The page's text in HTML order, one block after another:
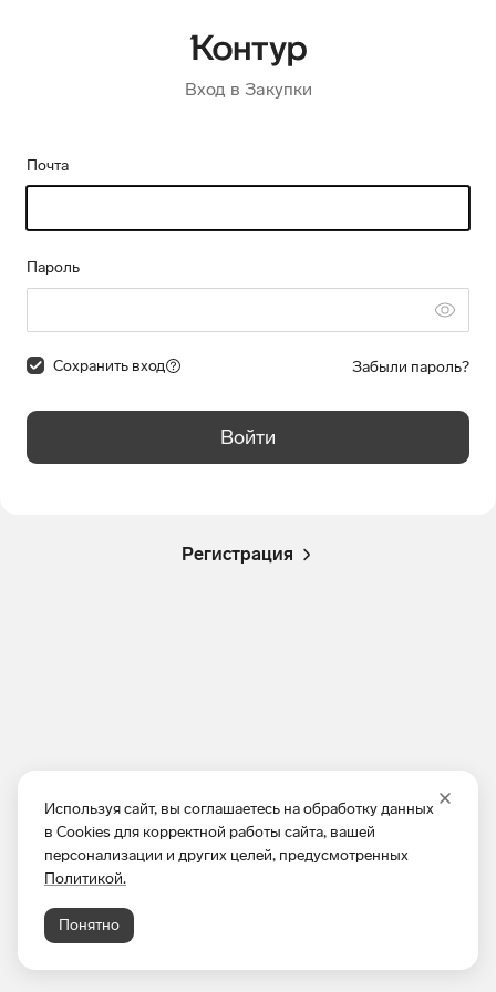
Используя сайт, вы соглашаетесь на обработку данных
в Cookies для корректной работы сайта, вашей
персонализации и других целей, предусмотренных
Политикой.
Понятно
Вход в Закупки
Почта
Пароль
Сохранить вход Забыли пароль?
Войти
Регистрация